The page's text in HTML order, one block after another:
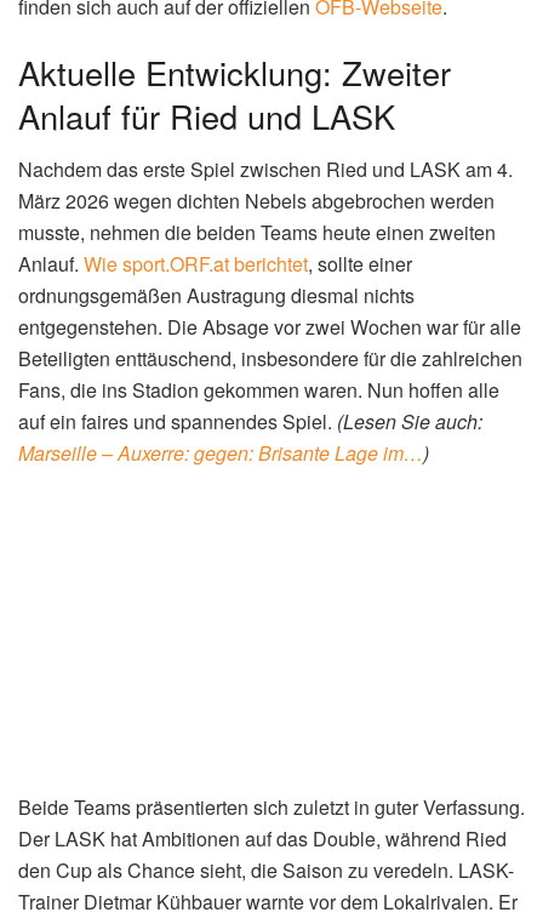
finden sich auch auf der offiziellen ÖFB-Webseite.
Aktuelle Entwicklung: Zweiter
Anlauf für Ried und LASK
Nachdem das erste Spiel zwischen Ried und LASK am 4.
März 2026 wegen dichten Nebels abgebrochen werden
musste, nehmen die beiden Teams heute einen zweiten
Anlauf. Wie sport.ORF.at berichtet, sollte einer
ordnungsgemäßen Austragung diesmal nichts
entgegenstehen. Die Absage vor zwei Wochen war für alle
Beteiligten enttäuschend, insbesondere für die zahlreichen
Fans, die ins Stadion gekommen waren. Nun hoffen alle
auf ein faires und spannendes Spiel. (Lesen Sie auch:
Marseille – Auxerre: gegen: Brisante Lage im…)
Beide Teams präsentierten sich zuletzt in guter Verfassung.
Der LASK hat Ambitionen auf das Double, während Ried
den Cup als Chance sieht, die Saison zu veredeln. LASK-
Trainer Dietmar Kühbauer warnte vor dem Lokalrivalen. Er